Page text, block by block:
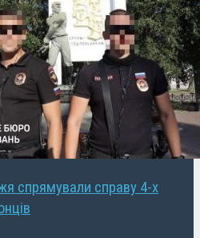
спрямували справу 4-х